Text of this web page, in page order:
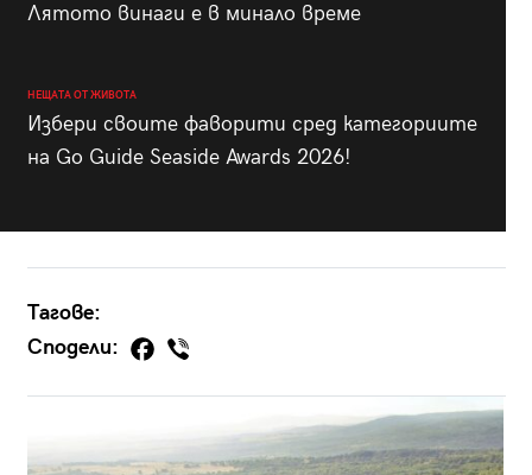
Лятото винаги е в минало време
НЕЩАТА ОТ ЖИВОТА
Избери своите фаворити сред категориите
на Go Guide Seaside Awards 2026!
Тагове:
Сподели: